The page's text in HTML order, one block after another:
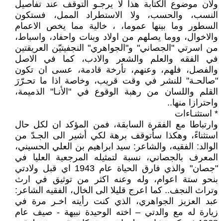
ولأن موضوع الكتابة هذا لا يرجـو التوقف عند تفاصيل
النسب، والحسب، ولا الاستطراد الممل، فستكون
السطور وما بينها عموما، ، خالية مما يخص الاعمام
والاخوال، ووما يصلهم من اولاد وبنات واحفاد، واسباط،
من اسرتي "الجصاني" و"الجواهري" النجفيتيّن العريقتين
في الفقه والعلم والشعر والادب، كما في الاصل
والفصل، فلهم، وعنهم، تأرخة قادمة، عسى ان تكون
"صالحـة" للنشر في وقت قريب، وخاصة اذا ما تحـرّرَ
القلم واللسان من رهبة الوقوع في "الأنـا" الذميمة،
واحترازا منها..
* استثنـاءات
وارتباطا مع الفقرة السابقة، فمن المؤكد ان لكل حال
استثناءً، وهكذا سأتوقف برهة لكي أشير الى الجـدّ من
الوالد: الفقيه، والشاعر: سيد ابراهيم بن العلي الحسيني،
المعرف بالجصاني، نسبة لتمثيله المرجعية العليا في
"جصان" والذي فارق الحياة عام 1943 اي قبل ولادتي
بنحو ستة اعوام، وله وعنه اكثر من توثيق في ارث
وتراث النجف.. كما اعرج قليلا الى الخال، الفقيه الشاعر:
عبد العزيز الجواهري، الذي كنت رأيته اخـر مرة في
زيارة له مع والدتي – اخته الوحيدة نبيهة - صيف عام